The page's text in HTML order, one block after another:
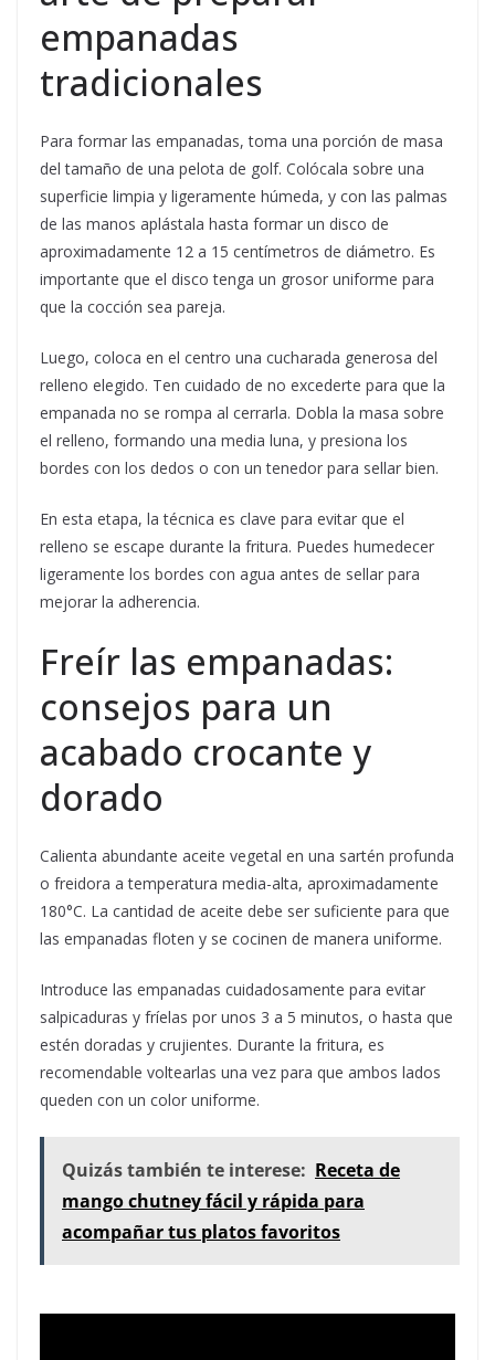
empanadas
tradicionales
Para formar las empanadas, toma una porción de masa
del tamaño de una pelota de golf. Colócala sobre una
superficie limpia y ligeramente húmeda, y con las palmas
de las manos aplástala hasta formar un disco de
aproximadamente 12 a 15 centímetros de diámetro. Es
importante que el disco tenga un grosor uniforme para
que la cocción sea pareja.
Luego, coloca en el centro una cucharada generosa del
relleno elegido. Ten cuidado de no excederte para que la
empanada no se rompa al cerrarla. Dobla la masa sobre
el relleno, formando una media luna, y presiona los
bordes con los dedos o con un tenedor para sellar bien.
En esta etapa, la técnica es clave para evitar que el
relleno se escape durante la fritura. Puedes humedecer
ligeramente los bordes con agua antes de sellar para
mejorar la adherencia.
Freír las empanadas:
consejos para un
acabado crocante y
dorado
Calienta abundante aceite vegetal en una sartén profunda
o freidora a temperatura media-alta, aproximadamente
180°C. La cantidad de aceite debe ser suficiente para que
las empanadas floten y se cocinen de manera uniforme.
Introduce las empanadas cuidadosamente para evitar
salpicaduras y fríelas por unos 3 a 5 minutos, o hasta que
estén doradas y crujientes. Durante la fritura, es
recomendable voltearlas una vez para que ambos lados
queden con un color uniforme.
Quizás también te interese: Receta de
mango chutney fácil y rápida para
acompañar tus platos favoritos